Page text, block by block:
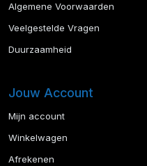
Algemene Voorwaarden
Veelgestelde Vragen
Duurzaamheid
Jouw Account
Mijn account
Winkelwagen
Afrekenen